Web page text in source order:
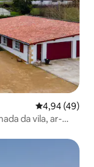
4,94 de uma
4,94 (49)
da vila, ar-